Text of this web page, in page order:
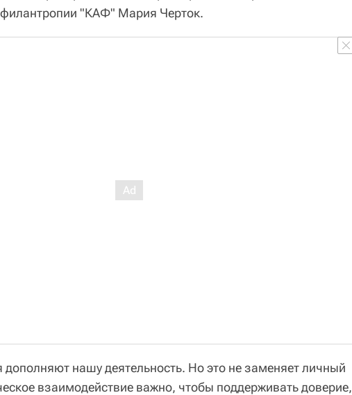
"КАФ" Мария Черток.
дополняют нашу деятельность. Но это не заменяет личный
взаимодействие важно, чтобы поддерживать доверие,